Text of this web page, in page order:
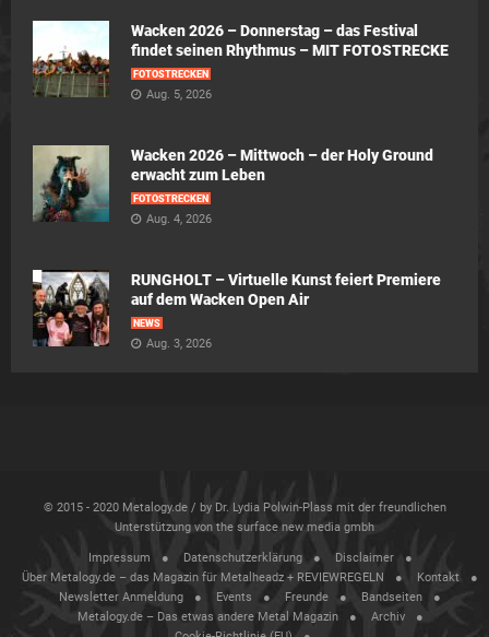
Wacken 2026 – Donnerstag – das Festival
findet seinen Rhythmus – MIT FOTOSTRECKE
FOTOSTRECKEN
Aug. 5, 2026
Wacken 2026 – Mittwoch – der Holy Ground
erwacht zum Leben
FOTOSTRECKEN
Aug. 4, 2026
RUNGHOLT – Virtuelle Kunst feiert Premiere
auf dem Wacken Open Air
NEWS
Aug. 3, 2026
© 2015 - 2020 Metalogy.de / by Dr. Lydia Polwin-Plass mit der freundlichen
Unterstützung von the surface new media gmbh
Impressum Datenschutzerklärung
Disclaimer
Über Metalogy.de – das Magazin für Metalheadz + REVIEWREGELN
Kontakt
Newsletter Anmeldung
Events Freunde
Bandseiten
Metalogy.de – Das etwas andere Metal Magazin
Archiv